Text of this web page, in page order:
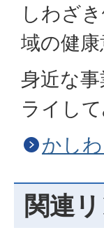
しわざ
域の健
身近な
ライし
かし
関連